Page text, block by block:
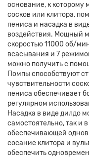
основание, к которому
сосков или клитора,
пениса и насадка в
воздействия. Мощный
скоростью 11000 об/
всасывания и 7
можно получить с
Помпы способствуют
чувствительности
пениса обеспечивает
регулярном
Насадка в виде дилдо
самостоятельно, так и
обеспечивающей
сосание клитора и
обеспечить